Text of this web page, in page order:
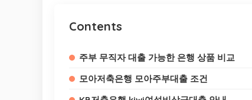
Contents
주부 무직자 대출 가능한 은행 상품 비교
모아저축은행 모아주부대출 조건